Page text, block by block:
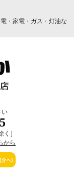
・家電・ガス・灯油な
い
］
から